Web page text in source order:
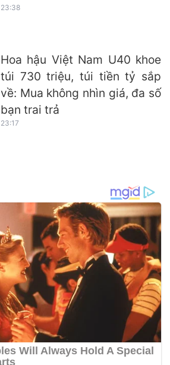
23:38
Hoa hậu Việt Nam U40 khoe
túi 730 triệu, túi tiền tỷ sắp
về: Mua không nhìn giá, đa số
bạn trai trả
23:17